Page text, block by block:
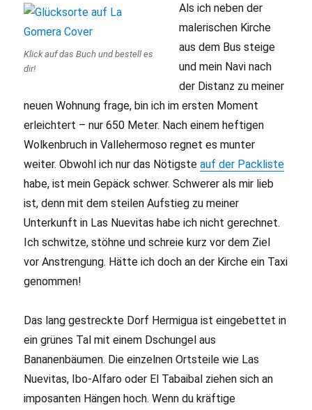
Klick auf das Buch und bestell es
dir!
Als ich neben der
malerischen Kirche
aus dem Bus steige
und mein Navi nach
der Distanz zu meiner
neuen Wohnung frage, bin ich im ersten Moment
erleichtert – nur 650 Meter. Nach einem heftigen
Wolkenbruch in Vallehermoso regnet es munter
weiter. Obwohl ich nur das Nötigsteauf der Packliste
habe, ist mein Gepäck schwer. Schwerer als mir lieb
ist, denn mit dem steilen Aufstieg zu meiner
Unterkunft in Las Nuevitas habe ich nicht gerechnet.
Ich schwitze, stöhne und schreie kurz vor dem Ziel
vor Anstrengung. Hätte ich doch an der Kirche ein Taxi
genommen!
Das lang gestreckte Dorf Hermigua ist eingebettet in
ein grünes Tal mit einem Dschungel aus
Bananenbäumen. Die einzelnen Ortsteile wie Las
Nuevitas, Ibo-Alfaro oder El Tabaibal ziehen sich an
imposanten Hängen hoch. Wenn du kräftige